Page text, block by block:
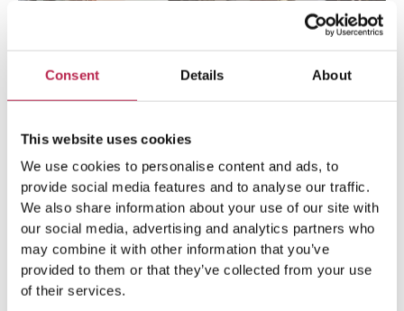
Consent Details About
This website uses cookies
We use cookies to personalise content and ads, to
provide social media features and to analyse our traffic.
We also share information about your use of our site with
our social media, advertising and analytics partners who
may combine it with other information that you’ve
provided to them or that they’ve collected from your use
of their services.
Populaire Onderwerpen
Atlantis(5) Atlantis Ibiza (6)